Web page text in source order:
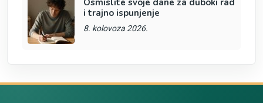
Osmislite svoje dane za duboki rad
i trajno ispunjenje
8. kolovoza 2026.